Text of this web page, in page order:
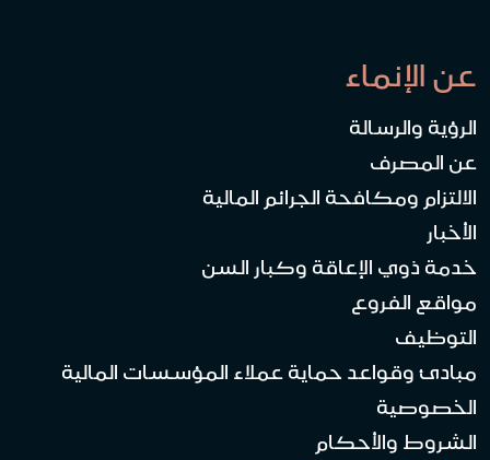
عن الإنماء
الرؤية والرسالة
عن المصرف
الالتزام ومكافحة الجرائم المالية
الأخبار
خدمة ذوي الإعاقة وكبار السن
مواقع الفروع
التوظيف
مبادئ وقواعد حماية عملاء المؤسسات المالية
الخصوصية
الشروط والأحكام